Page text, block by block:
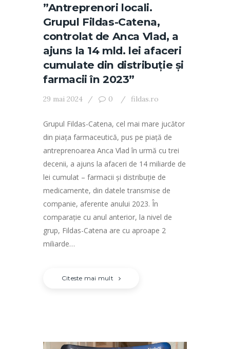
”Antreprenori locali.
Grupul Fildas-Catena,
controlat de Anca Vlad, a
ajuns la 14 mld. lei afaceri
cumulate din distribuţie şi
farmacii în 2023”
29 mai 2024 0 fildas.ro
Grupul Fildas-Catena, cel mai mare jucător
din piaţa farmaceutică, pus pe piaţă de
antreprenoarea Anca Vlad în urmă cu trei
decenii, a ajuns la afaceri de 14 miliarde de
lei cumulat – farmacii şi distribuţie de
medicamente, din datele transmise de
companie, aferente anului 2023. În
comparaţie cu anul anterior, la nivel de
grup, Fildas-Catena are cu aproape 2
miliarde…
Citeste mai mult